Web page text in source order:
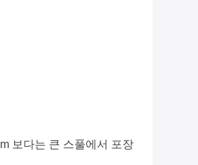
보다는 큰 스풀에서 포장